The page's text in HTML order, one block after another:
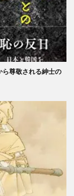
尊敬される紳士の